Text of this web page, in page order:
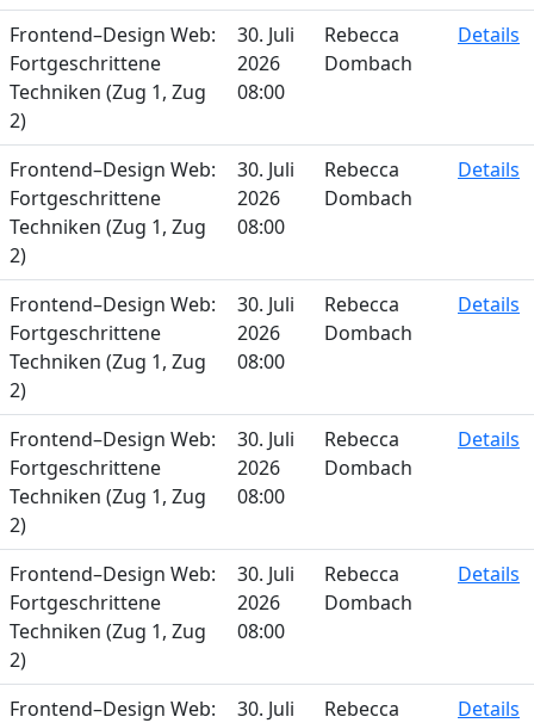
Frontend–Design Web:
Fortgeschrittene
Techniken (Zug 1, Zug
2)
30. Juli
2026
08:00
Rebecca
Dombach
Details
Frontend–Design Web:
Fortgeschrittene
Techniken (Zug 1, Zug
2)
30. Juli
2026
08:00
Rebecca
Dombach
Details
Frontend–Design Web:
Fortgeschrittene
Techniken (Zug 1, Zug
2)
30. Juli
2026
08:00
Rebecca
Dombach
Details
Frontend–Design Web:
Fortgeschrittene
Techniken (Zug 1, Zug
2)
30. Juli
2026
08:00
Rebecca
Dombach
Details
Frontend–Design Web:
Fortgeschrittene
Techniken (Zug 1, Zug
2)
30. Juli
2026
08:00
Rebecca
Dombach
Details
Frontend–Design Web:
30. Juli
Rebecca
Details